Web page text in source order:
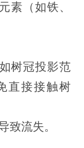
素（如铁、
树冠投影范
直接接触树
致流失。